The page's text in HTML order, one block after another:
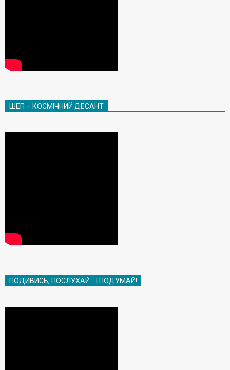
ШЕП – КОСМІЧНИЙ ДЕСАНТ
ПОДИВИСЬ, ПОСЛУХАЙ… І ПОДУМАЙ!